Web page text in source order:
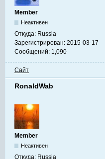
Member
Неактивен
Откуда: Russia
Зарегистрирован: 2015-03-17
Сообщений: 1,090
Сайт
RonaldWab
Member
Неактивен
Откуда: Russia